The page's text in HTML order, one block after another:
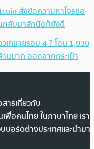
ส่งข้อความหาโจรขอ
กลับมาสักนิดก็ยังดี
เทขายรอบ 4 ? โอน 1,030
นบาท ออกจากกระเป๋า
ารเกี่ยวกับ
พื่อคนไทย ในภาษาไทย เรา
บอร์ดต่างประเทศและนำมา